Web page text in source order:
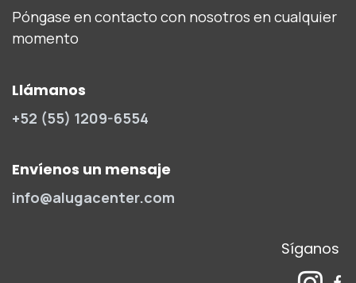
Póngase en contacto con nosotros en cualquier
momento
Llámanos
+52 (55) 1209-6554
Envíenos un mensaje
info@alugacenter.com
Síganos